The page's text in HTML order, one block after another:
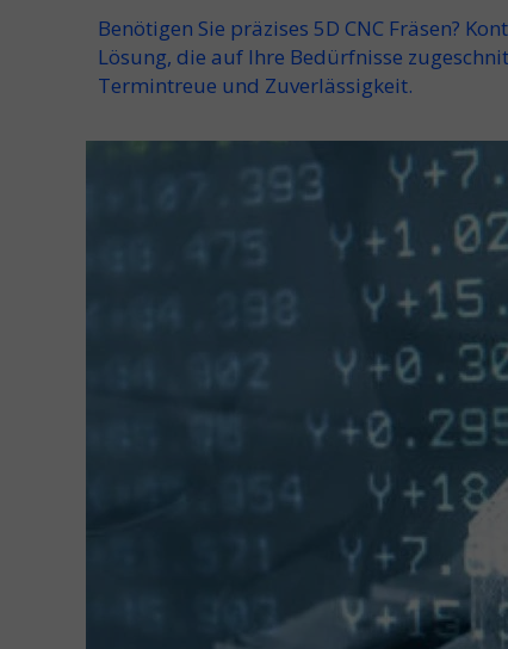
Benötigen Sie präzises 5D CNC Fräsen?
Lösung, die auf Ihre Bedürfnisse
Termintreue und Zuverlässigkeit.